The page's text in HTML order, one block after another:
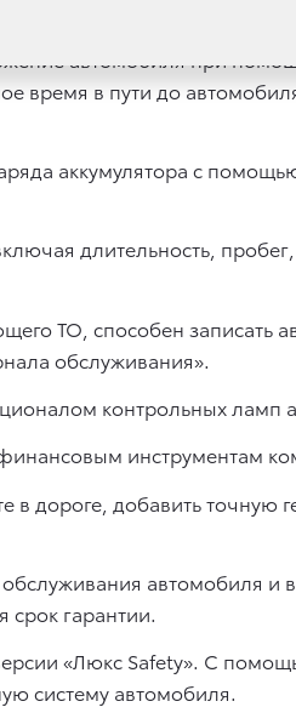
автомобиля при
время в пути до
аккумулятора с
длительность,
ТО, способен записать
обслуживания».
контрольных ламп
инструментам
добавить точную
автомобиля
гарантии.
«Люкс Safety». С
систему автомобиля.